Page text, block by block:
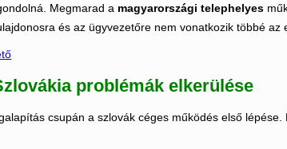
Megmarad a magyarországi telephelyes
és az ügyvezetőre nem vonatkozik többé az
problémák elkerülése
csupán a szlovák céges működés első